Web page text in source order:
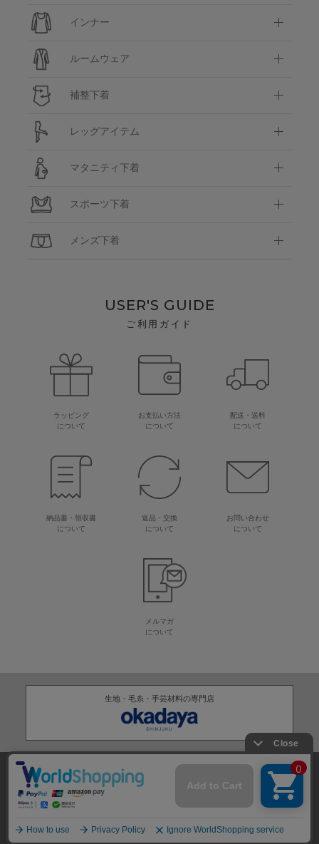
インナー
ルームウェア
補整下着
レッグアイテム
マタニティ下着
スポーツ下着
メンズ下着
USER'S GUIDE
ご利用ガイド
ラッピング
について
お支払い方法
について
配送・送料
について
納品書・領収書
について
返品・交換
について
お問い合わせ
について
メルマガ
について
生地・毛糸・手芸材料の専門店
株式会社オカダヤ
特定商取引法に基づく表記 プライバシーポリシー サイトマップ